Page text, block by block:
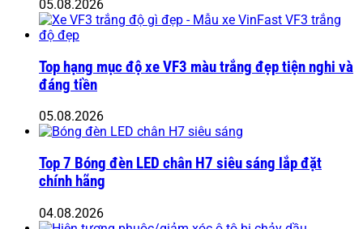
05.08.2026
Top hạng mục độ xe VF3 màu trắng đẹp tiện nghi và
đáng tiền
05.08.2026
Top 7 Bóng đèn LED chân H7 siêu sáng lắp đặt
chính hãng
04.08.2026